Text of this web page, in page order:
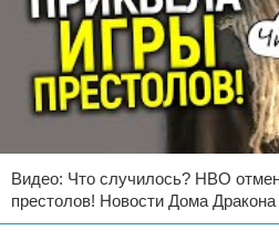
Видео: Что случилось? НВО
престолов! Новости Дома